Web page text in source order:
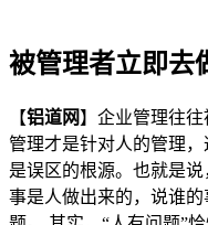
被管理者立即去
【铝道网】企业管理往
管理才是针对人的管理
是误区的根源。也就是
事是人做出来的，说谁